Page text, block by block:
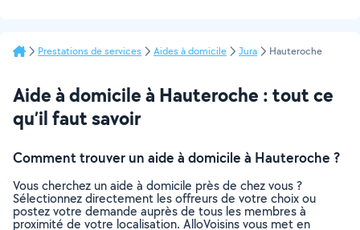
Prestations de services Aides à domicile Jura Hauteroche
Aide à domicile à Hauteroche : tout ce
qu’il faut savoir
Comment trouver un aide à domicile à Hauteroche ?
Vous cherchez un aide à domicile près de chez vous ?
Sélectionnez directement les offreurs de votre choix ou
postez votre demande auprès de tous les membres à
proximité de votre localisation. AlloVoisins vous met en